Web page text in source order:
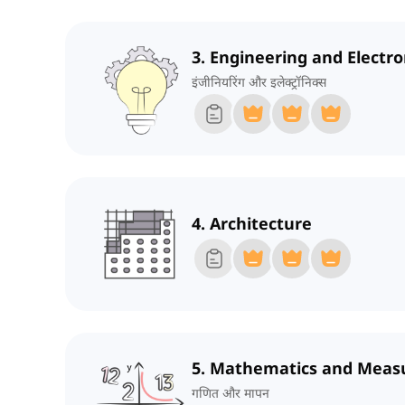
3. Engineering and
इंजीनियरिंग और इलेक्ट्रॉनिक्स
4. Architecture
5. Mathematics and
गणित और मापन